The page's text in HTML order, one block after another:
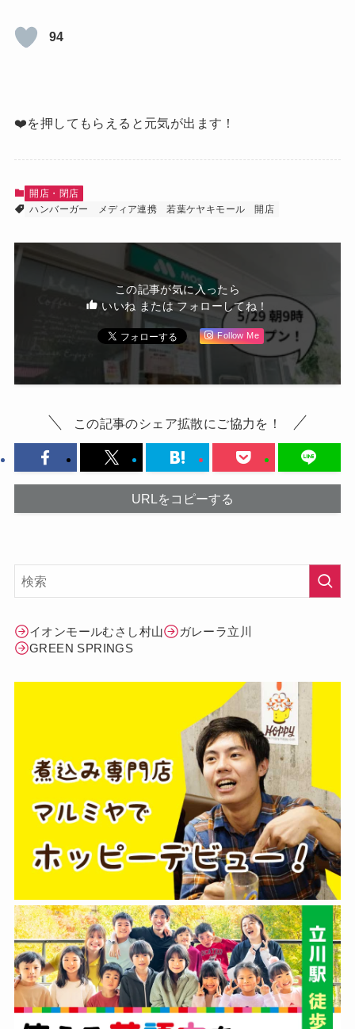
94
❤️を押してもらえると元気が出ます！
開店・閉店
ハンバーガー
メディア連携 若葉ケヤキモール 開店
この記事が気に入ったら
いいね または フォローしてね！
Follow Me
この記事のシェア拡散にご協力を！
URLをコピーする
イオンモールむさし村山
ガレーラ立川
GREEN SPRINGS